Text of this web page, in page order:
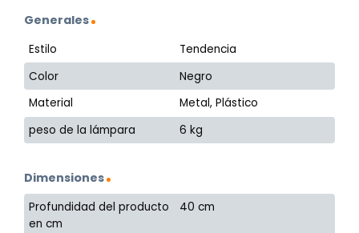
Generales
Estilo
Tendencia
Color
Negro
Material
Metal, Plástico
peso de la lámpara
6 kg
Dimensiones
Profundidad del producto
en cm
40 cm